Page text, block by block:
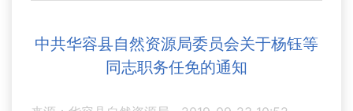
中共华容县自然资源局委员会关于杨钰等
同志职务任免的通知